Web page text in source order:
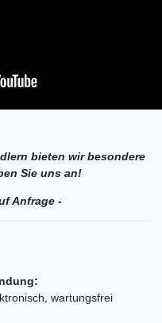
bieten wir besondere
Sie uns an!
Anfrage -
wartungsfrei